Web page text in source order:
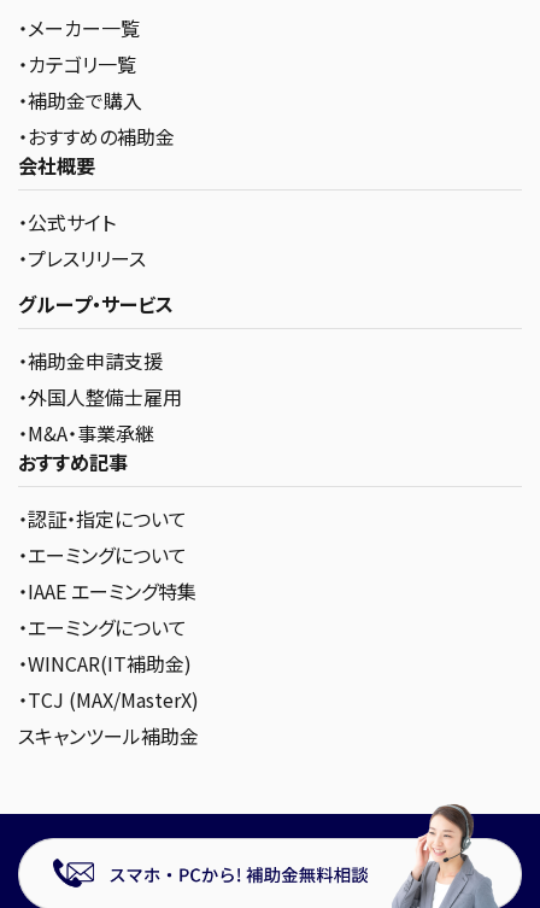
・メーカー一覧
・カテゴリ一覧
・補助金で購入
・おすすめの補助金
会社概要
・公式サイト
・プレスリリース
グループ・サービス
・補助金申請支援
・外国人整備士雇用
・M&A・事業承継
おすすめ記事
・認証・指定について
・エーミングについて
・IAAE エーミング特集
・エーミングについて
・WINCAR(IT補助金)
・TCJ (MAX/MasterX)
スキャンツール補助金